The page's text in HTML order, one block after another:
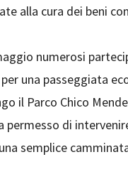
alla cura dei beni
numerosi
per una passeggiata
il Parco Chico
permesso di
semplice